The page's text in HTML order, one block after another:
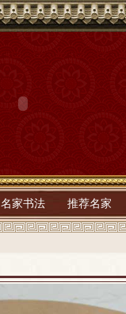
名家书法 推荐名家